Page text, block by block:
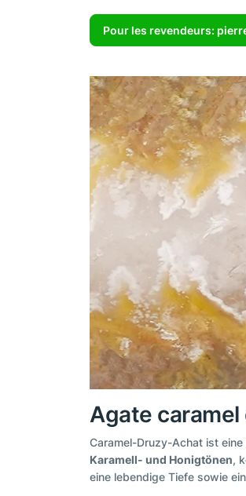
Pour les revendeurs:
Agate
Caramel-Druzy-Achat ist
Karamell- und Honigtönen,
eine lebendige Tiefe sowie